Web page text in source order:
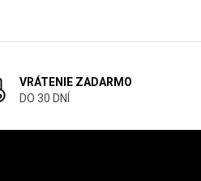
VRÁTENIE ZADARMO
DO 30 DNÍ